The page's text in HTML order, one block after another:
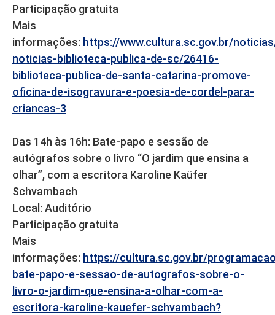
Participação gratuita
Mais
informações: https://www.cultura.sc.gov.br/
noticias-biblioteca-publica-de-sc/26416-
biblioteca-publica-de-santa-catarina-promove-
oficina-de-isogravura-e-poesia-de-cordel-para-
criancas-3
Das 14h às 16h: Bate-papo e sessão de
autógrafos sobre o livro “O jardim que ensina a
olhar”, com a escritora Karoline Kaüfer
Schvambach
Local: Auditório
Participação gratuita
Mais
informações: https://cultura.sc.gov.br/
bate-papo-e-sessao-de-autografos-sobre-o-
livro-o-jardim-que-ensina-a-olhar-com-a-
escritora-karoline-kauefer-schvambach?